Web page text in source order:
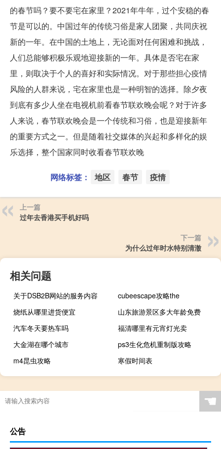
的春节吗？要不要宅在家里？2021年牛年，过个安稳的春
节是可以的。中国过年的传统习俗是家人团聚，共同庆祝
新的一年。在中国的土地上，无论面对任何困难和挑战，
人们总能够积极乐观地迎接新的一年。具体是否宅在家
里，则取决于个人的喜好和实际情况。对于那些担心疫情
风险的人群来说，宅在家里也是一种明智的选择。除夕夜
到底有多少人坐在电视机前看春节联欢晚会呢？对于许多
人来说，春节联欢晚会是一个传统和习俗，也是迎接新年
的重要方式之一。但是随着社交媒体的兴起和多样化的娱
乐选择，整个国家同时收看春节联欢晚
网络标签： 地区 春节 疫情
上一篇
过年去香港买手机好吗
下一篇
为什么过年时水特别清澈
相关问题
关于DSB2B网站的服务内容
cubeescape攻略the
烧纸从哪里进货便宜
山东旅游景区多大年龄免费
汽车冬天要热车吗
福清哪里有元宵灯光卖
大金湖在哪个城市
ps3生化危机重制版攻略
m4昆虫攻略
寒假时间表
☚
公告